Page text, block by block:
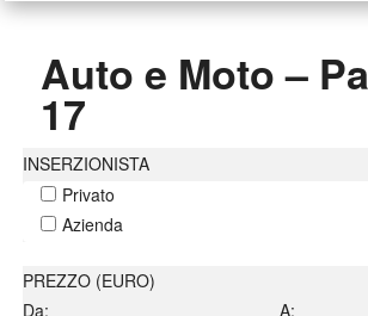
Auto e Moto –
17
INSERZIONISTA
Privato
Azienda
PREZZO (EURO)
Da:
A: